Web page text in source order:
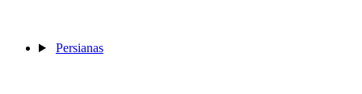
Persianas